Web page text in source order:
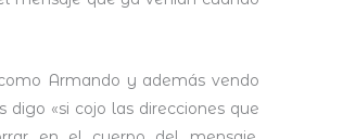
Armando y además vendo
«si cojo las direcciones que